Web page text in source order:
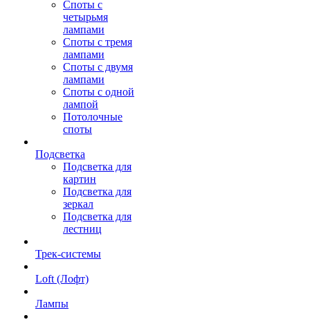
Споты с
четырьмя
лампами
Споты с тремя
лампами
Споты с двумя
лампами
Споты с одной
лампой
Потолочные
споты
Подсветка
Подсветка для
картин
Подсветка для
зеркал
Подсветка для
лестниц
Трек-системы
Loft (Лофт)
Лампы